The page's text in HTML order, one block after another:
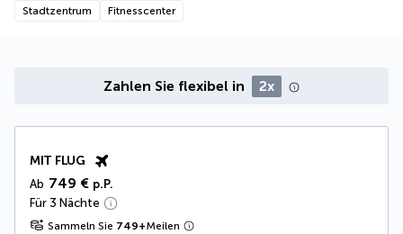
Stadtzentrum Fitnesscenter
Zahlen Sie flexibel in 2x
MIT FLUG
Ab 749 € p.P.
Für 3 Nächte
Sammeln Sie 749+Meilen